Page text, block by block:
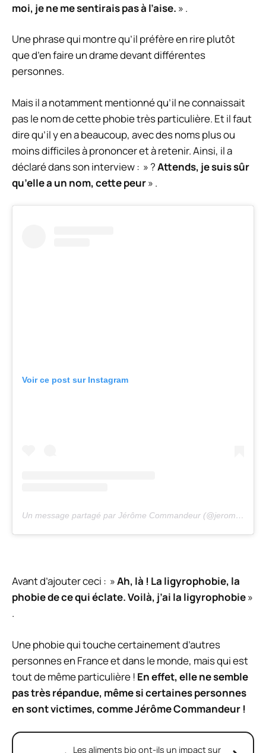
moi, je ne me sentirais pas à l’aise. » .
Une phrase qui montre qu’il préfère en rire plutôt
que d’en faire un drame devant différentes
personnes.
Mais il a notamment mentionné qu’il ne connaissait
pas le nom de cette phobie très particulière. Et il faut
dire qu’il y en a beaucoup, avec des noms plus ou
moins difficiles à prononcer et à retenir. Ainsi, il a
déclaré dans son interview : » ?Attends, je suis sûr
qu’elle a un nom, cette peur» .
Voir ce post sur Instagram
Un message partagé par Jérôme Commandeur (@jeromecommandeur)
Avant d’ajouter ceci : »Ah, là ! La ligyrophobie, la
phobie de ce qui éclate. Voilà, j’ai la ligyrophobie»
.
Une phobie qui touche certainement d’autres
personnes en France et dans le monde, mais qui est
tout de même particulière ! En effet, elle ne semble
pas très répandue, même si certaines personnes
en sont victimes, comme Jérôme Commandeur !
Les aliments bio ont-ils un impact sur